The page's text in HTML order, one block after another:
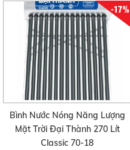
-17%
Bình Nước Nóng Năng Lượng
Mặt Trời Đại Thành 270 Lít
Classic 70-18